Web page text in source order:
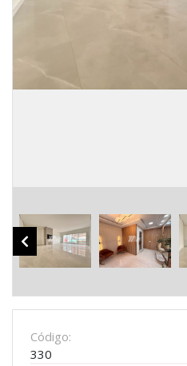
Código:
330